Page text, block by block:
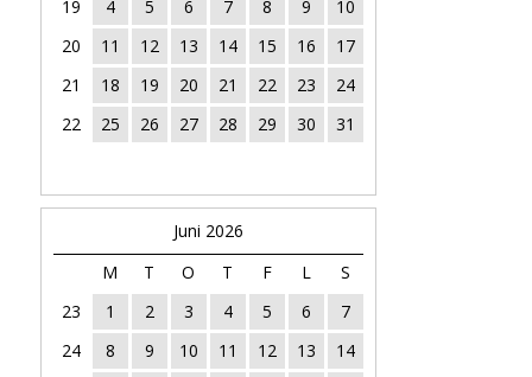
19
4 5 6 7 8 9
10
20
11 12 13 14 15 16
17
21
18 19 20 21 22 23
24
22
25 26 27 28 29 30 31
Juni 2026
M
T O T F L
S
23
1 2 3 4 5 6
7
24
8 9 10 11 12 13
14